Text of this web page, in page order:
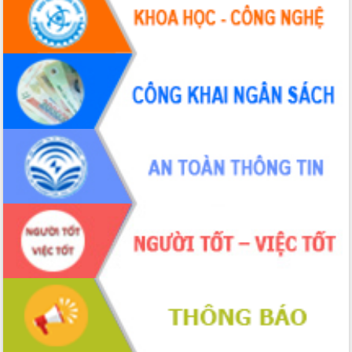
Tháo gỡ những vướng mắc, đẩy mạnh
công tác cải cách thủ tục hành chính
tại Trung tâm Phục vụ hành chính
công tỉnh
Đắk Lắk: Tôn vinh 46 giải pháp tại Hội
thi Sáng tạo Kỹ thuật 2024 - 2025
Đắk Lắk rà soát, điều chỉnh Đề án 190
về phát triển nuôi trồng thủy sản
Phó Chủ tịch UBND tỉnh Đắk Lắk
Trương Công Thái kiểm tra thực địa
Dự án cao tốc Khánh Hòa - Buôn Ma
Định vị cà phê Việt Nam như một “di
sản sống” trong dòng chảy toàn cầu
Xây dựng nông thôn mới: Nâng cao đời
sống người dân từ những mô hình thiết
Quyết liệt tháo gỡ vướng mắc, đẩy
nhanh tiến độ các dự án trọng điểm
trong Khu kinh tế Nam Phú Yên